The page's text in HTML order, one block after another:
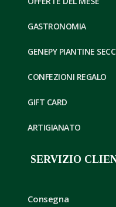
GASTRONOMIA
GENEPY PIANTINE
CONFEZIONI REGALO
GIFT CARD
ARTIGIANATO
SERVIZIO
Consegna